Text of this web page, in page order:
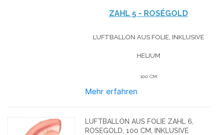
ZAHL 5 - ROSÉGOLD
LUFTBALLON AUS FOLIE, INKLUSIVE
HELIUM
100 CM
Mehr erfahren
LUFTBALLON AUS FOLIE ZAHL 6,
ROSEGOLD, 100 CM, INKLUSIVE